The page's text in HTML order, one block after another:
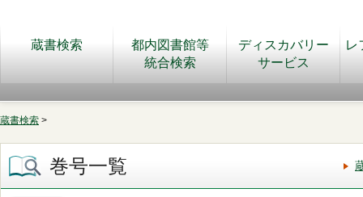
蔵書検索
都内図書館等
統合検索
ディスカバリー
サービス
レ
蔵書検索 >
巻号一覧